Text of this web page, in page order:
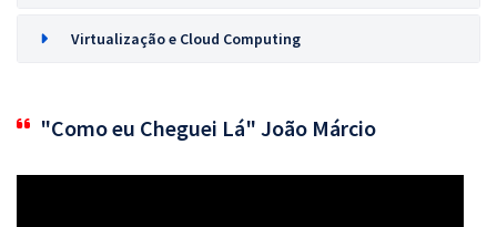
Virtualização e Cloud Computing
"Como eu Cheguei Lá" João Márcio